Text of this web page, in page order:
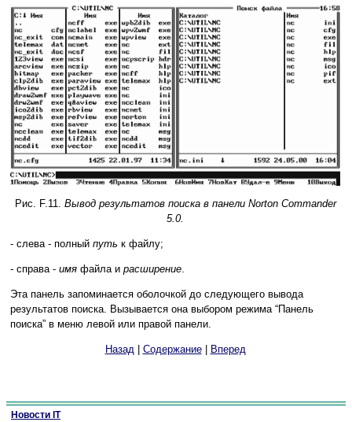
Рис. F.11. Вывод результатов поиска в панели Norton Commander
5.0.
- слева - полный путь к файлу;
- справа - имя файла и расширение.
Эта панель запоминается оболочкой до следующего вывода
результатов поиска. Вызывается она выбором режима “Панель
поиска” в меню левой или правой панели.
Назад| Содержание| Вперед
Новости IT